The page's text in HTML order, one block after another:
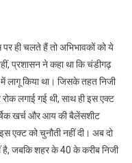
ही चलते हैं तो अभिभावकों को ये
प्रशासन ने कहा था कि चंडीगढ़
लागू किया था। जिसके तहत निजी
लगाई गई थी, साथ ही इस एक्ट
खर्च और आय की बैलेंसशीट
एक्ट को चुनौती नहीं दी। अब दो
है, जबकि शहर के 40 के करीब निजी